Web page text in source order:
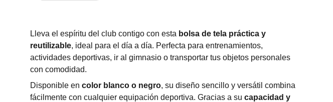
Lleva el espíritu del club contigo con esta bolsa de tela práctica y
reutilizable, ideal para el día a día. Perfecta para entrenamientos,
actividades deportivas, ir al gimnasio o transportar tus objetos personales
con comodidad.
Disponible en color blanco o negro, su diseño sencillo y versátil combina
fácilmente con cualquier equipación deportiva. Gracias a su capacidad y